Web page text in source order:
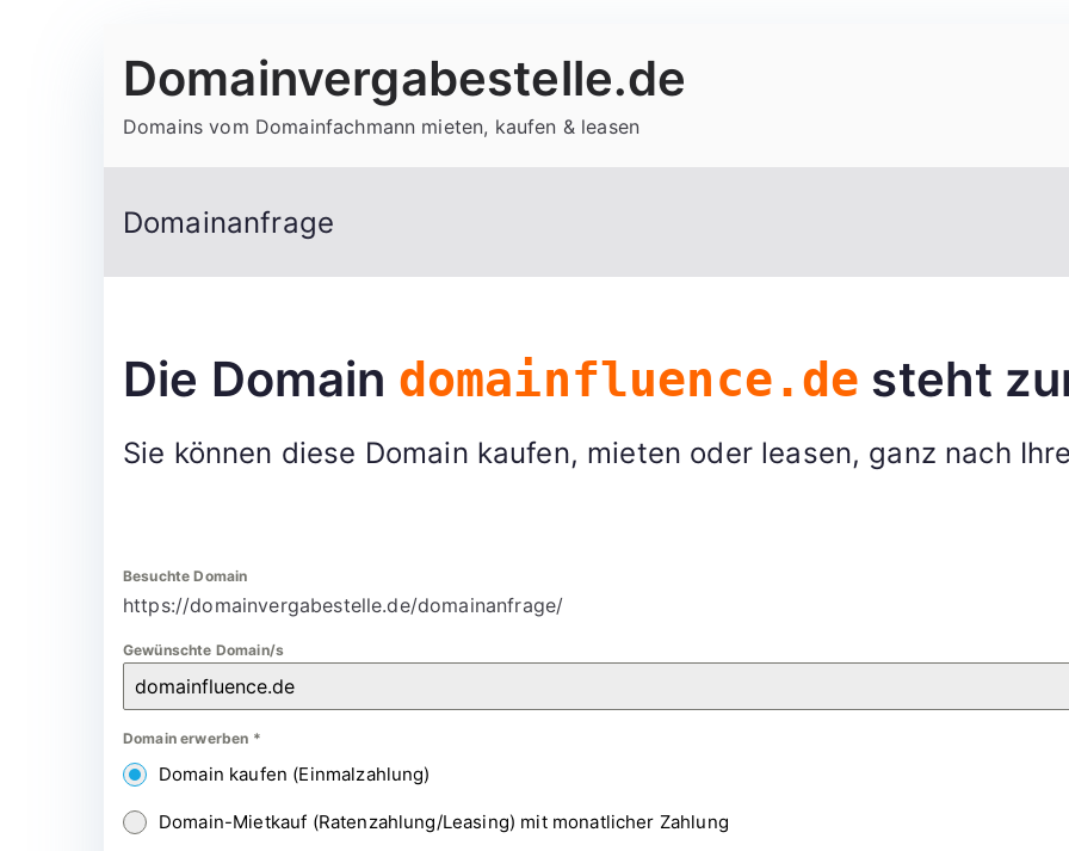
Inhalt
Domainvergabestelle.de
Domains vom Domainfachmann mieten, kaufen & leasen
Domainanfrage
Die Domain domainfluence.de steht
Sie können diese Domain kaufen, mieten oder leasen, ganz nach
Besuchte Domain
https://domainvergabestelle.de/domainanfrage/
Gewünschte Domain/s
Domain erwerben *
Domain kaufen (Einmalzahlung)
Domain-Mietkauf (Ratenzahlung/Leasing) mit monatlicher Zahlung